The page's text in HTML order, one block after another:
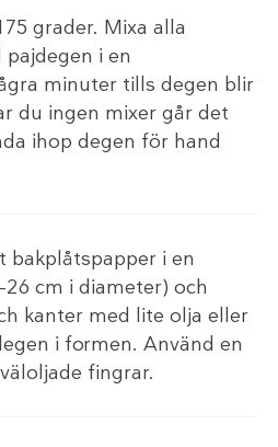
grader. Mixa alla
i en
minuter tills degen blir
du ingen mixer går det
ihop degen för hand
bakplåtspapper i en
cm i diameter) och
kanter med lite olja eller
i formen. Använd en
fingrar.